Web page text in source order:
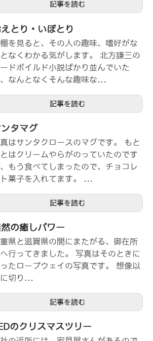
記事を読む
えとり・いぼとり
を見ると、その人の趣味、嗜好がな
なくわかる気がします。 北方謙三の
ドボイルド小説ばかり並んでいた
なんとなくそんな趣味な...
記事を読む
タマグ
はサンタクロースのマグです。 もと
はクリームやらがのっていたのです
もう食べてしまったので、チョコレ
菓子を入れてます。 ...
記事を読む
然の癒しパワー
県と滋賀県の間にまたがる、御在所
行ってきました。 写真はそのときに
たロープウェイの写真です。 想像以
に切り...
記事を読む
のクリスマスツリー